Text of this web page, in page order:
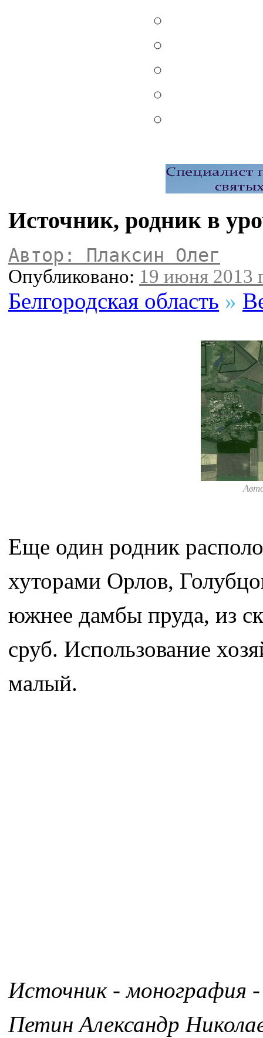
Источник, родник в
Автор: Плаксин Олег
Опубликовано: 19 июня 2013
Белгородская область »
Еще один родник
хуторами Орлов,
южнее дамбы пруда, из
сруб. Использование
малый.
Источник - монография -
Петин Александр